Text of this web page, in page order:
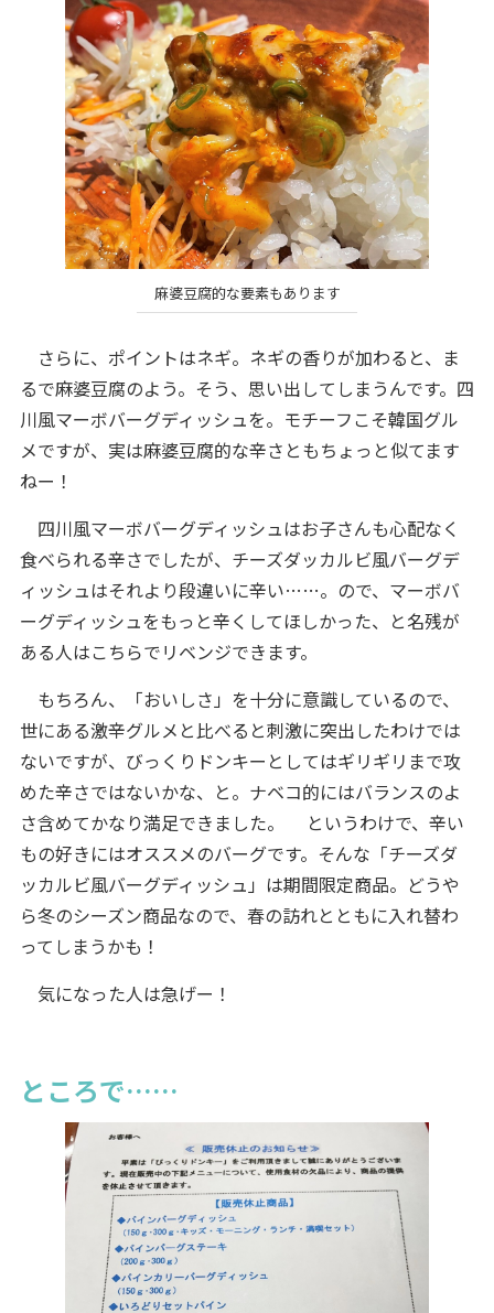
麻婆豆腐的な要素もあります
さらに、ポイントはネギ。ネギの香りが加わると、ま
るで麻婆豆腐のよう。そう、思い出してしまうんです。四
川風マーボバーグディッシュを。モチーフこそ韓国グル
メですが、実は麻婆豆腐的な辛さともちょっと似てます
ねー！
四川風マーボバーグディッシュはお子さんも心配なく
食べられる辛さでしたが、チーズダッカルビ風バーグデ
ィッシュはそれより段違いに辛い……。ので、マーボバ
ーグディッシュをもっと辛くしてほしかった、と名残が
ある人はこちらでリベンジできます。
もちろん、「おいしさ」を十分に意識しているので、
世にある激辛グルメと比べると刺激に突出したわけでは
ないですが、びっくりドンキーとしてはギリギリまで攻
めた辛さではないかな、と。ナベコ的にはバランスのよ
さ含めてかなり満足できました。 というわけで、辛い
もの好きにはオススメのバーグです。そんな「チーズダ
ッカルビ風バーグディッシュ」は期間限定商品。どうや
ら冬のシーズン商品なので、春の訪れとともに入れ替わ
ってしまうかも！
気になった人は急げー！
ところで……